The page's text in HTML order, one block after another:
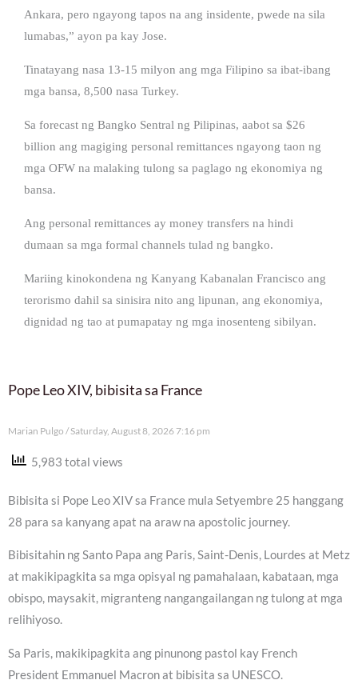
Ankara, pero ngayong tapos na ang insidente, pwede na sila
lumabas,” ayon pa kay Jose.
Tinatayang nasa 13-15 milyon ang mga Filipino sa ibat-ibang
mga bansa, 8,500 nasa Turkey.
Sa forecast ng Bangko Sentral ng Pilipinas, aabot sa $26
billion ang magiging personal remittances ngayong taon ng
mga OFW na malaking tulong sa paglago ng ekonomiya ng
bansa.
Ang personal remittances ay money transfers na hindi
dumaan sa mga formal channels tulad ng bangko.
Mariing kinokondena ng Kanyang Kabanalan Francisco ang
terorismo dahil sa sinisira nito ang lipunan, ang ekonomiya,
dignidad ng tao at pumapatay ng mga inosenteng sibilyan.
Pope Leo XIV, bibisita sa France
Marian Pulgo Saturday, August 8, 2026 7:16 pm
5,983 total views
Bibisita si Pope Leo XIV sa France mula Setyembre 25 hanggang
28 para sa kanyang apat na araw na apostolic journey.
Bibisitahin ng Santo Papa ang Paris, Saint-Denis, Lourdes at Metz
at makikipagkita sa mga opisyal ng pamahalaan, kabataan, mga
obispo, maysakit, migranteng nangangailangan ng tulong at mga
relihiyoso.
Sa Paris, makikipagkita ang pinunong pastol kay French
President Emmanuel Macron at bibisita sa UNESCO.